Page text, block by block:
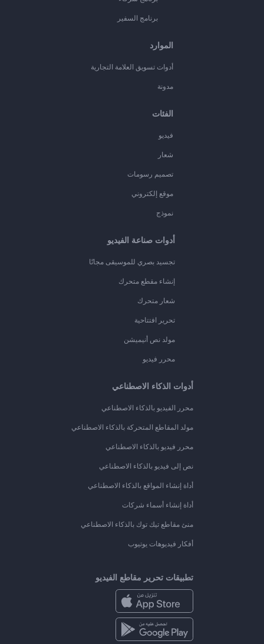
برنامج السفير
الموارد
أدوات تسويق العلامة التجارية
مدونة
الفئات
فيديو
شعار
تصميم رسومات
موقع إلكتروني
نموذج
أدوات صناعة الفيديو
تجسيد بصري للموسيقى مجانًا
إنشاء مقطع متحرك
شعار متحرك
تحرير افتتاحية
مولد نص أنيميشن
محرر فيديو
أدوات الذكاء الاصطناعي
محرر الفيديو بالذكاء الاصطناعي
مولد المقاطع المتحركة بالذكاء الاصطناعي
محرر فيديو بالذكاء الاصطناعي
نص إلى فيديو بالذكاء الاصطناعي
أداة إنشاء المواقع بالذكاء الاصطناعي
أداة إنشاء أسماء شركات
منئ مقاطع تيك توك بالذكاء الاصطناعي
أفكار فيديوهات يوتيوب
تطبيقات تحرير مقاطع الفيديو